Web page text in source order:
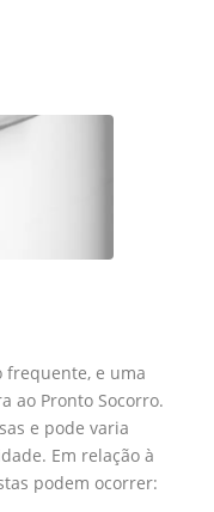
frequente, e uma
ao Pronto Socorro.
e pode varia
Em relação à
podem ocorrer: